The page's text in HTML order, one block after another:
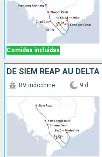
Comidas incluidas
DE SIEM REAP AU
RV indochine 9 d